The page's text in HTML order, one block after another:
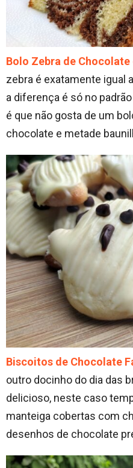
Bolo Zebra de Chocolate
zebra é exatamente igual
a diferença é só no
é que não gosta de um
chocolate e metade
Biscoitos de Chocolate
outro docinho do dia das
delicioso, neste caso
manteiga cobertas com
desenhos de chocolate